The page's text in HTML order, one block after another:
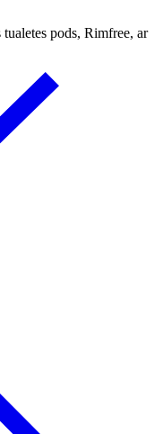
pods, Rimfree, ar